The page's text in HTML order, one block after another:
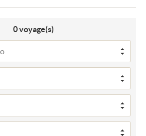
0voyage(s)